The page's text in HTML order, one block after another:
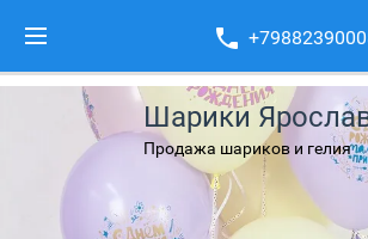
Шарики
Продажа шариков и гелия